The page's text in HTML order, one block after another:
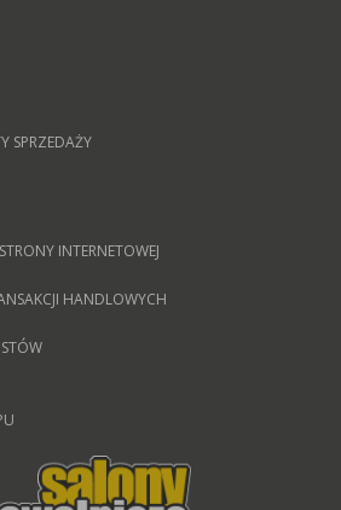
SPRZEDAŻY
INTERNETOWEJ
HANDLOWYCH